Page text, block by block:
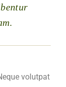
volutpat